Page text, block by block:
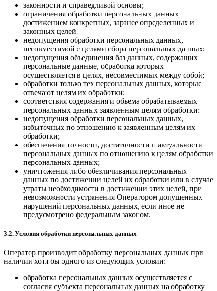
законности и справедливой основы;
ограничения обработки персональных данных
достижением конкретных, заранее определенных и
законных целей;
недопущения обработки персональных данных,
несовместимой с целями сбора персональных данных;
недопущения объединения баз данных, содержащих
персональные данные, обработка которых
осуществляется в целях, несовместимых между собой;
обработки только тех персональных данных, которые
отвечают целям их обработки;
соответствия содержания и объема обрабатываемых
персональных данных заявленным целям обработки;
недопущения обработки персональных данных,
избыточных по отношению к заявленным целям их
обработки;
обеспечения точности, достаточности и актуальности
персональных данных по отношению к целям обработки
персональных данных;
уничтожения либо обезличивания персональных
данных по достижении целей их обработки или в случае
утраты необходимости в достижении этих целей, при
невозможности устранения Оператором допущенных
нарушений персональных данных, если иное не
предусмотрено федеральным законом.
3.2. Условия обработки персональных данных
Оператор производит обработку персональных данных при
наличии хотя бы одного из следующих условий:
обработка персональных данных осуществляется с
согласия субъекта персональных данных на обработку